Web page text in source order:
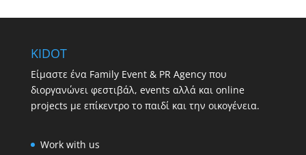
KIDOT
Είμαστε ένα Family Event & PR Agency που
διοργανώνει φεστιβάλ, events αλλά και online
projects με επίκεντρο το παιδί και την οικογένεια.
Work with us